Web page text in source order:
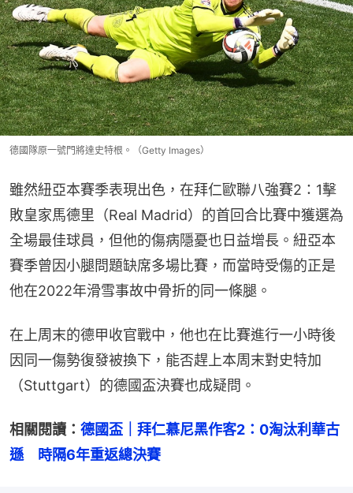
德國隊原一號門將達史特根。（Getty Images）
雖然紐亞本賽季表現出色，在拜仁歐聯八強賽2：1擊
敗皇家馬德里（Real Madrid）的首回合比賽中獲選為
全場最佳球員，但他的傷病隱憂也日益增長。紐亞本
賽季曾因小腿問題缺席多場比賽，而當時受傷的正是
他在2022年滑雪事故中骨折的同一條腿。
在上周末的德甲收官戰中，他也在比賽進行一小時後
因同一傷勢復發被換下，能否趕上本周末對史特加
（Stuttgart）的德國盃決賽也成疑問。
相關閱讀： 德國盃｜拜仁慕尼黑作客2：0淘汰利華古
遜　時隔6年重返總決賽